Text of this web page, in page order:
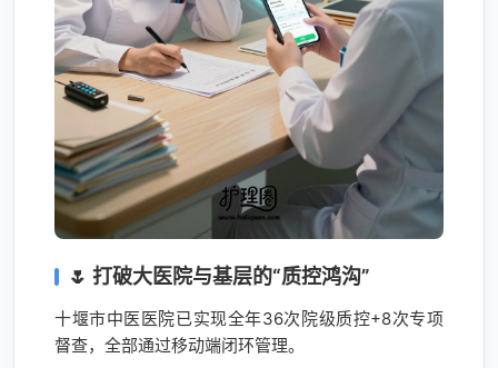
🌷 打破大医院与基层的“质控鸿沟”
十堰市中医医院已实现全年36次院级质控+8次专项
督查，全部通过移动端闭环管理。